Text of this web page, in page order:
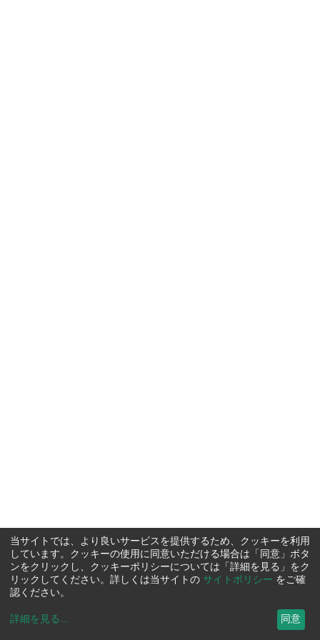
当サイトでは、より良いサービスを提供するため、クッキーを利用
しています。クッキーの使用に同意いただける場合は「同意」ボタ
ンをクリックし、クッキーポリシーについては「詳細を見る」をク
リックしてください。詳しくは当サイトの サイトポリシー をご確
認ください。
詳細を見る ... 同意